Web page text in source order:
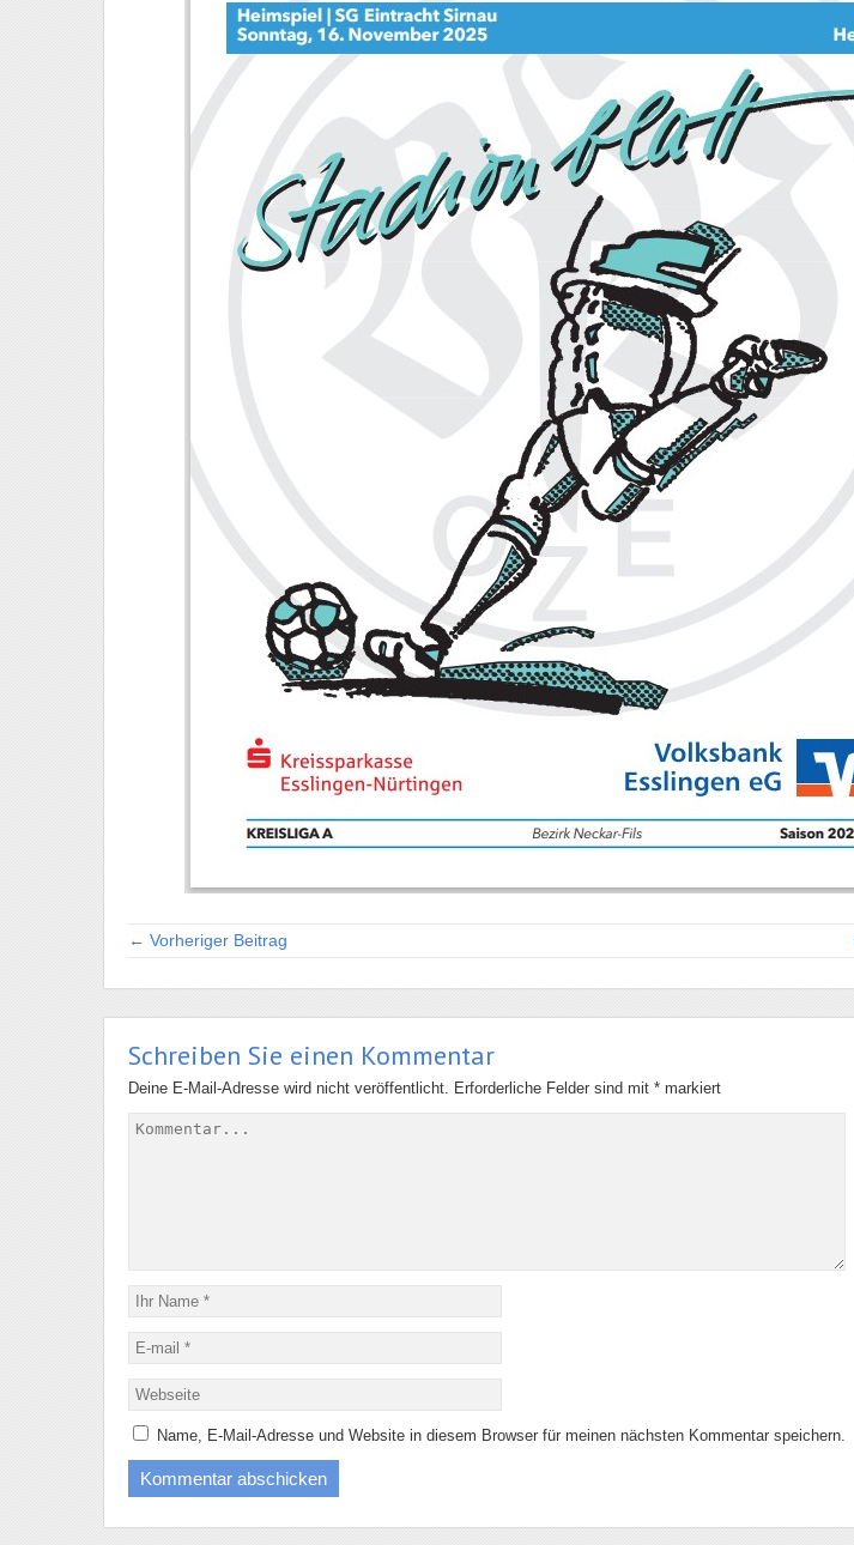
← Vorheriger Beitrag
Schreiben Sie einen Kommentar
Deine E-Mail-Adresse wird nicht veröffentlicht. Erforderliche Felder sind mit * markiert
Name, E-Mail-Adresse und Website in diesem Browser für meinen nächsten Kommentar speichern.